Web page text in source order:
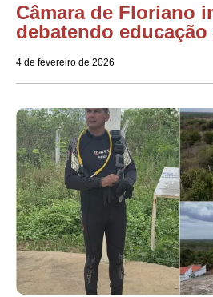
Câmara de Floriano
debatendo
4 de fevereiro de 2026